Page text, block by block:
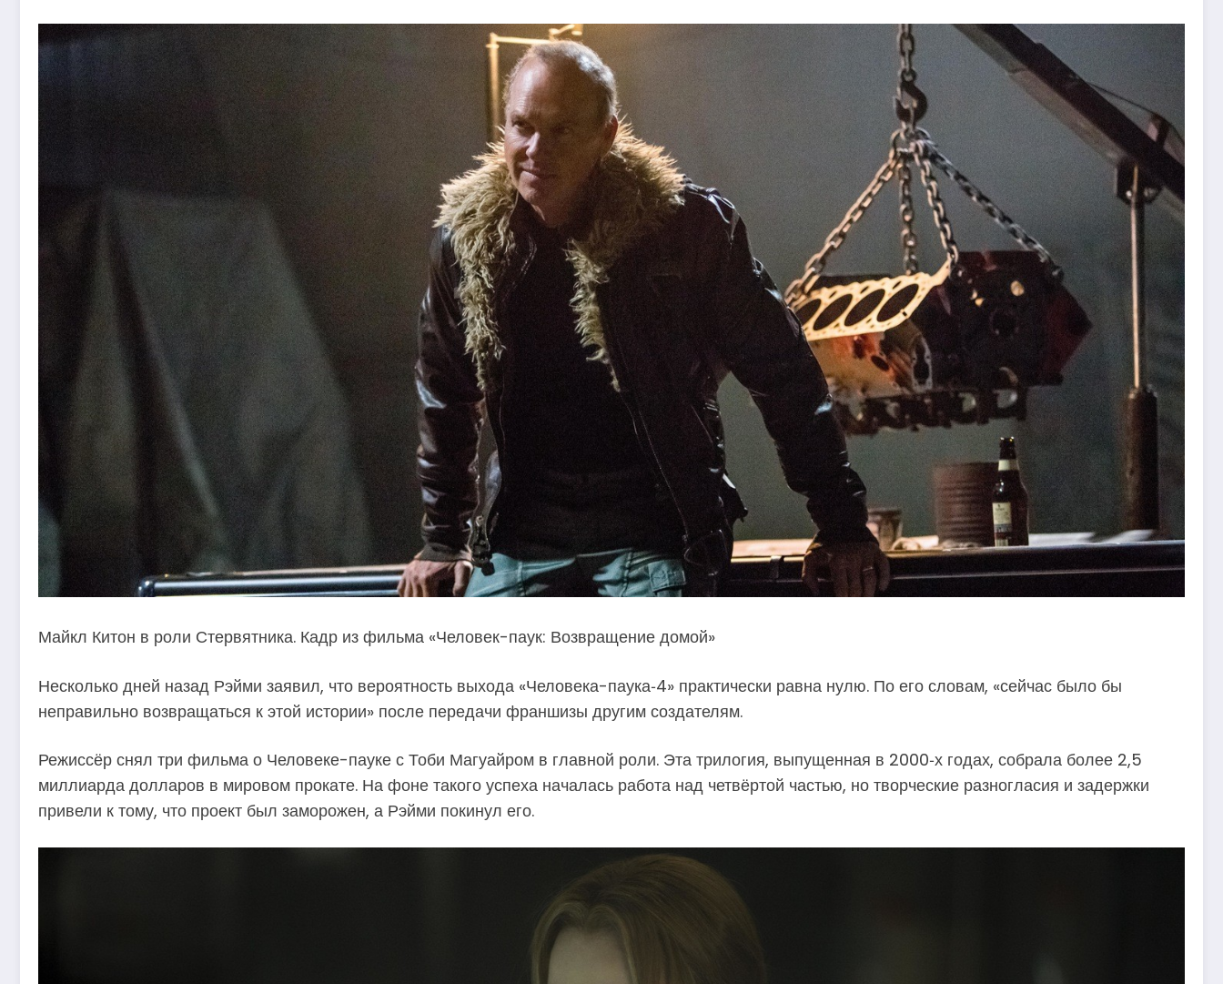
Майкл Китон в роли Стервятника. Кадр из фильма «Человек-паук: Возвращение домой»
Несколько дней назад Рэйми заявил, что вероятность выхода «Человека-паука‑4» практически равна нулю. По его словам, «сейчас было бы
неправильно возвращаться к этой истории» после передачи франшизы другим создателям.
Режиссёр снял три фильма о Человеке-пауке с Тоби Магуайром в главной роли. Эта трилогия, выпущенная в 2000‑х годах, собрала более 2,5
миллиарда долларов в мировом прокате. На фоне такого успеха началась работа над четвёртой частью, но творческие разногласия и задержки
привели к тому, что проект был заморожен, а Рэйми покинул его.